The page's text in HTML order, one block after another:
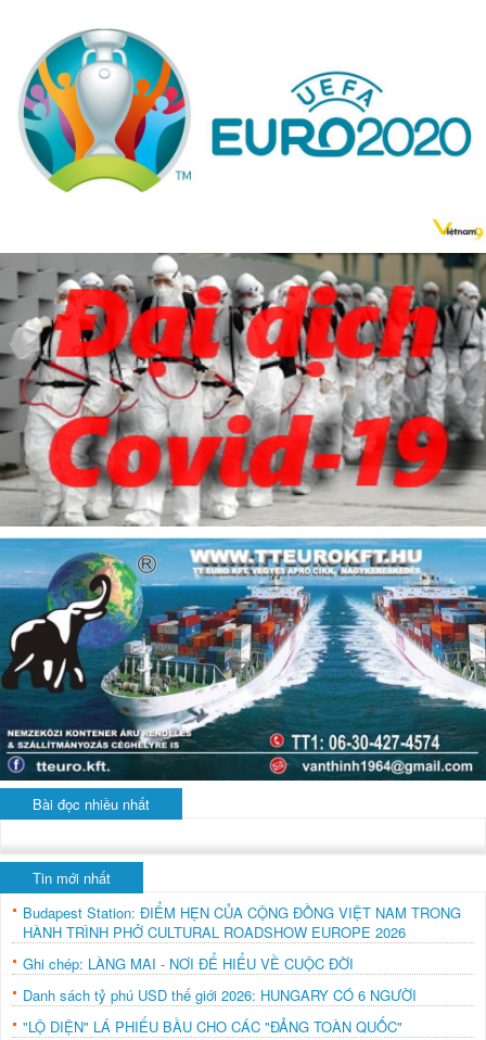
Bài đọc nhiều nhất
Tin mới nhất
Budapest Station: ĐIỂM HẸN CỦA CỘNG ĐỒNG VIỆT NAM TRONG
HÀNH TRÌNH PHỞ CULTURAL ROADSHOW EUROPE 2026
Ghi chép: LÀNG MAI - NƠI ĐỂ HIỂU VỀ CUỘC ĐỜI
Danh sách tỷ phú USD thế giới 2026: HUNGARY CÓ 6 NGƯỜI
"LỘ DIỆN" LÁ PHIẾU BẦU CHO CÁC "ĐẢNG TOÀN QUỐC"